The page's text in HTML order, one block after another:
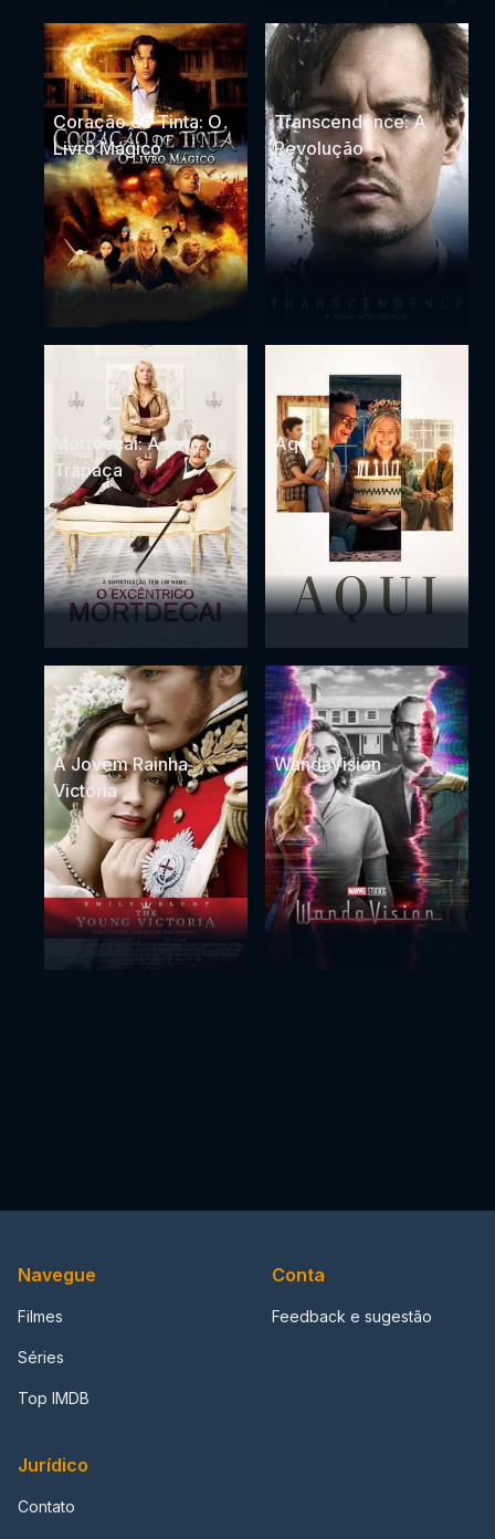
Coração de Tinta: O
Livro Mágico
Transcendence: A
Revolução
Mortdecai: A Arte da
Trapaça
Aqui
A Jovem Rainha
Victoria
WandaVision
Navegue
Filmes
Séries
Top IMDB
Conta
Feedback e sugestão
Jurídico
Contato